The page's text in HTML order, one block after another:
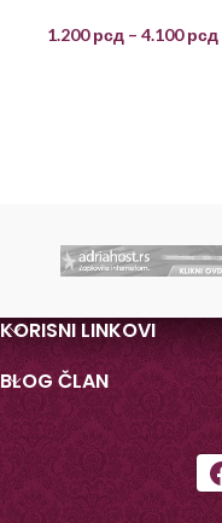
1.200рсд – 4.100рсд
KORISNI LINKOVI
BLOG ČLAN